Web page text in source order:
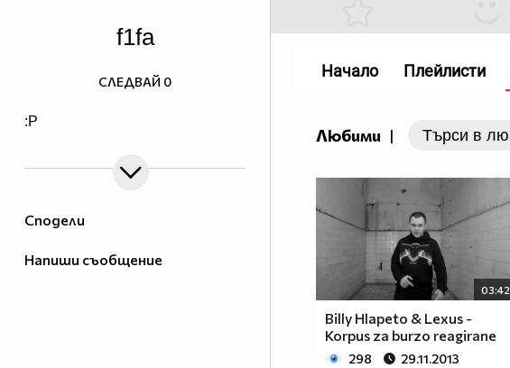
Сподели
Напиши съобщение
f1fa
:P
СЛЕДВАЙ 0
Любими |
03:42
Billy Hlapeto & Lexus -
Korpus za burzo reagirane
298 29.11.2013
Начало Плейлисти